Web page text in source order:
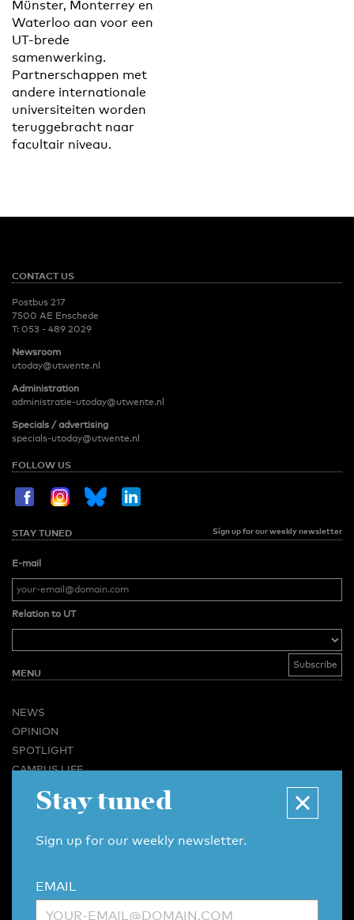
Münster, Monterrey en
Waterloo aan voor een
UT-brede
samenwerking.
Partnerschappen met
andere internationale
universiteiten worden
teruggebracht naar
facultair niveau.
CONTACT US
Postbus 217
7500 AE Enschede
T: 053 - 489 2029
Newsroom
utoday@utwente.nl
Administration
administratie-utoday@utwente.nl
Specials / advertising
specials-utoday@utwente.nl
FOLLOW US
STAY TUNED Sign up for our weekly newsletter
E-mail
Relation to UT
MENU
NEWS
OPINION
SPOTLIGHT
CAMPUS LIFE
VIDEO
BUSINESS & CAREER
CONTACT
ARCHIVE
Stay tuned
Sign up for our weekly newsletter.
EMAIL